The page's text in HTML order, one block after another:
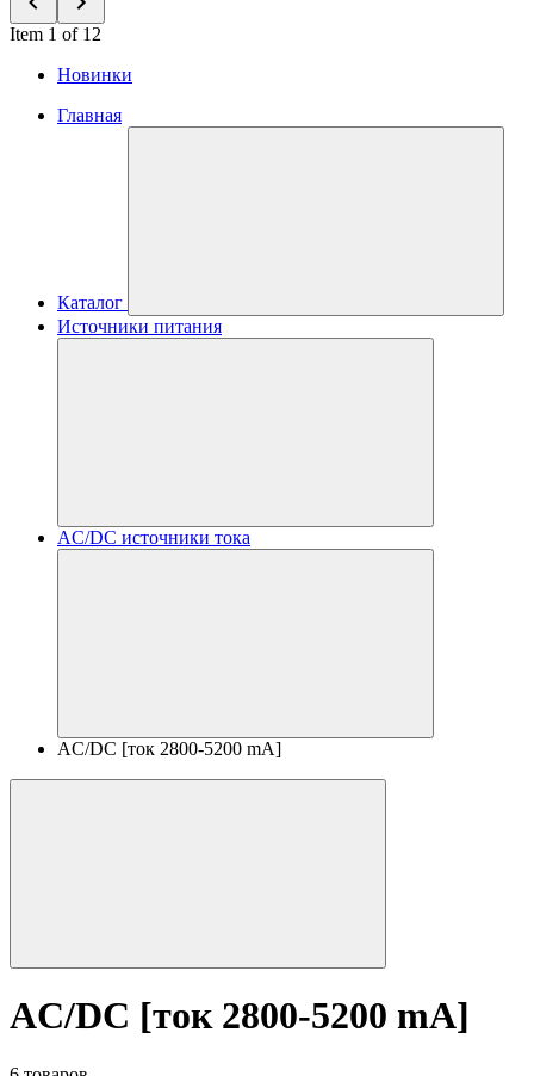
Item 1 of 12
Новинки
Главная
Каталог
Источники питания
AC/DC источники тока
AC/DC [ток 2800-5200 mA]
AC/DC [ток 2800-5200 mA]